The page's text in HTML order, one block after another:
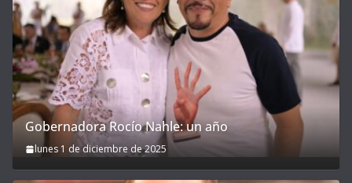
Gobernadora Rocío Nahle: un año
lunes 1 de diciembre de 2025